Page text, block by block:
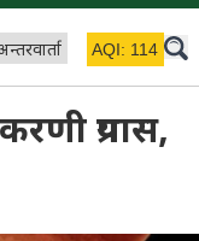
विचार/ब्लग
AQI: 114
प्रयास,